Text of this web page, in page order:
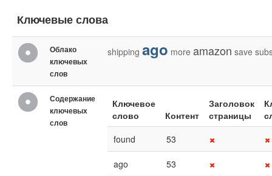
Ключевые слова
Облако
ключевых
слов
shipping ago more amazon save
Содержание
ключевых
слов
Ключевое
слово
Контент
Заголовок
страницы
found
53
ago 53